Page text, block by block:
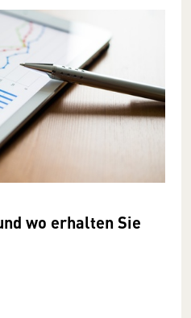
wo erhalten Sie